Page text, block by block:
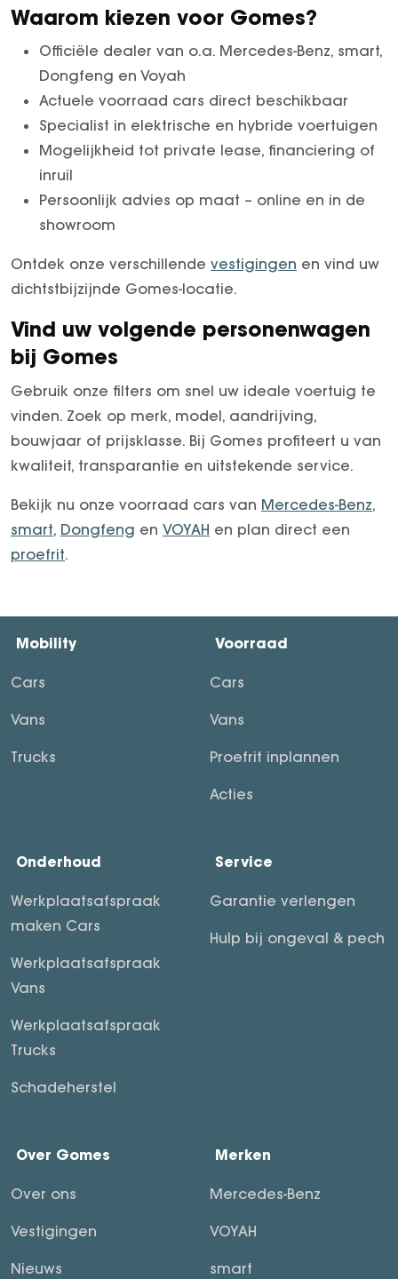
Waarom kiezen voor Gomes?
Officiële dealer van o.a. Mercedes-Benz, smart,
Dongfeng en Voyah
Actuele voorraad cars direct beschikbaar
Specialist in elektrische en hybride voertuigen
Mogelijkheid tot private lease, financiering of
inruil
Persoonlijk advies op maat – online en in de
showroom
Ontdek onze verschillende vestigingen en vind uw
dichtstbijzijnde Gomes-locatie.
Vind uw volgende personenwagen
bij Gomes
Gebruik onze filters om snel uw ideale voertuig te
vinden. Zoek op merk, model, aandrijving,
bouwjaar of prijsklasse. Bij Gomes profiteert u van
kwaliteit, transparantie en uitstekende service.
Bekijk nu onze voorraad cars van Mercedes-Benz,
smart, Dongfeng en VOYAH en plan direct een
proefrit.
Mobility
Cars
Vans
Trucks
Voorraad
Cars
Vans
Proefrit inplannen
Acties
Onderhoud
Werkplaatsafspraak
maken Cars
Werkplaatsafspraak
Vans
Werkplaatsafspraak
Trucks
Schadeherstel
Service
Garantie verlengen
Hulp bij ongeval & pech
Over Gomes
Over ons
Vestigingen
Nieuws
Merken
Mercedes-Benz
VOYAH
smart